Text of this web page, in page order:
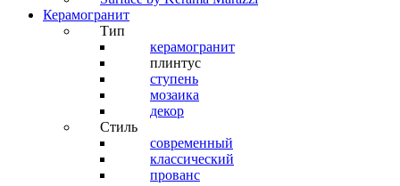
Керамогранит
Тип
керамогранит
плинтус
ступень
мозаика
декор
Стиль
современный
классический
прованс